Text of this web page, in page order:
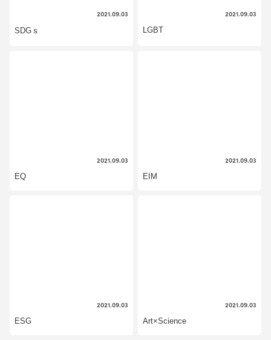
2021.09.03
SDGｓ
2021.09.03
LGBT
2021.09.03
EQ
2021.09.03
EIM
2021.09.03
ESG
2021.09.03
Art×Science